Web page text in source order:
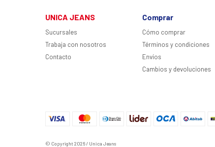
UNICA JEANS
Sucursales
Trabaja con nosotros
Contacto
Comprar
Cómo comprar
Términos y condiciones
Envíos
Cambios y devoluciones
© Copyright 2026 / Unica Jeans